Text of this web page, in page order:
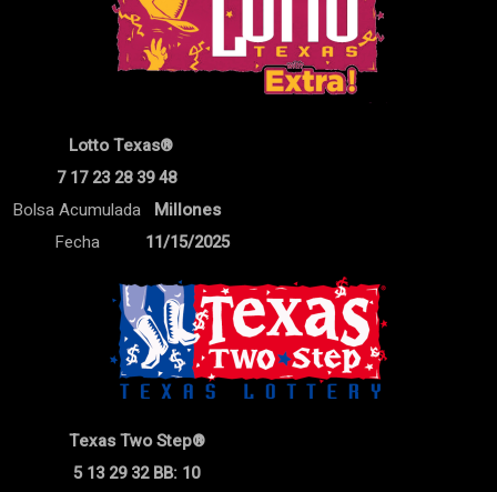
Lotto Texas®
7 17 23 28 39 48
Bolsa Acumulada Millones
Fecha
11/15/2025
Texas Two Step®
5 13 29 32 BB: 10